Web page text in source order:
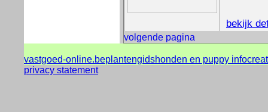
bekijk
volgende pagina
vastgoed-online.beplantengidshonden en puppy info
privacy statement